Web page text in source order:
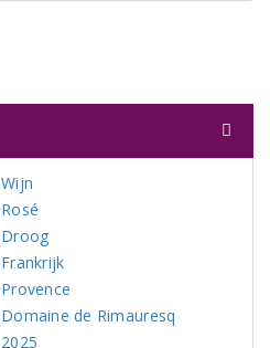
Wijn
Rosé
Droog
Frankrijk
Provence
Domaine de Rimauresq
2025